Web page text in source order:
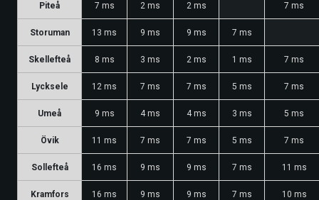
Piteå 7 ms 2 ms 2 ms 7 ms
Storuman 13 ms 9 ms 9 ms 7 ms
Skellefteå 8 ms 3 ms 2 ms 1 ms 7 ms
Lycksele 12 ms 7 ms 7 ms 5 ms 7 ms
Umeå 9 ms 4 ms 4 ms 3 ms 5 ms
Övik 11 ms 7 ms 7 ms 5 ms 7 ms
Sollefteå 16 ms 9 ms 9 ms 7 ms 11 ms
Kramfors 16 ms 9 ms 9 ms 7 ms 10 ms